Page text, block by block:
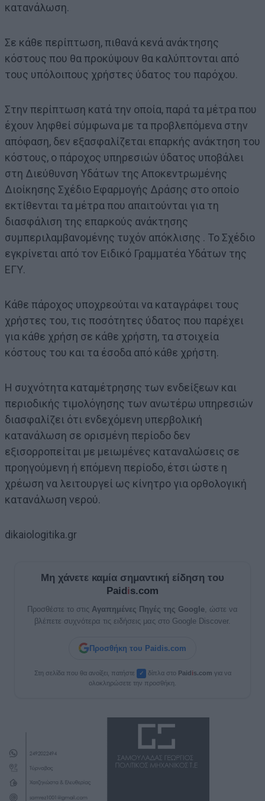
κατανάλωση.
Σε κάθε περίπτωση, πιθανά κενά ανάκτησης
κόστους που θα προκύψουν θα καλύπτονται από
τους υπόλοιπους χρήστες ύδατος του παρόχου.
Στην περίπτωση κατά την οποία, παρά τα μέτρα που
έχουν ληφθεί σύμφωνα με τα προβλεπόμενα στην
απόφαση, δεν εξασφαλίζεται επαρκής ανάκτηση του
κόστους, ο πάροχος υπηρεσιών ύδατος υποβάλει
στη Διεύθυνση Υδάτων της Αποκεντρωμένης
Διοίκησης Σχέδιο Εφαρμογής Δράσης στο οποίο
εκτίθενται τα μέτρα που απαιτούνται για τη
διασφάλιση της επαρκούς ανάκτησης
συμπεριλαμβανομένης τυχόν απόκλισης . Το Σχέδιο
εγκρίνεται από τον Ειδικό Γραμματέα Υδάτων της
ΕΓΥ.
Κάθε πάροχος υποχρεούται να καταγράφει τους
χρήστες του, τις ποσότητες ύδατος που παρέχει
για κάθε χρήση σε κάθε χρήστη, τα στοιχεία
κόστους του και τα έσοδα από κάθε χρήστη.
Η συχνότητα καταμέτρησης των ενδείξεων και
περιοδικής τιμολόγησης των ανωτέρω υπηρεσιών
διασφαλίζει ότι ενδεχόμενη υπερβολική
κατανάλωση σε ορισμένη περίοδο δεν
εξισορροπείται με μειωμένες καταναλώσεις σε
προηγούμενη ή επόμενη περίοδο, έτσι ώστε η
χρέωση να λειτουργεί ως κίνητρο για ορθολογική
κατανάλωση νερού.
dikaiologitika.gr
Μη χάνετε καμία σημαντική είδηση του
Paidis.com
Προσθέστε το στις Αγαπημένες Πηγές της Google , ώστε να
βλέπετε συχνότερα τις ειδήσεις μας στο Google Discover.
Προσθήκη του Paidis.com
Στη σελίδα που θα ανοίξει, πατήστε ✓ δίπλα στο Paidis.com για να
ολοκληρώσετε την προσθήκη.